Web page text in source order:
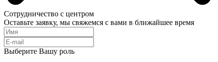
Сотрудничество с центром
Оставьте заявку, мы свяжемся с вами в ближайшее время
Выберите Вашу роль